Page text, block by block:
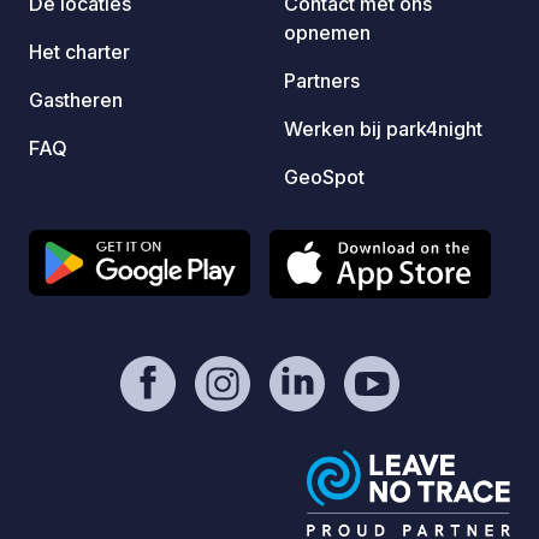
https://geospot.app/en
tijdens
per
Het charter
Gastheren
FAQ
opnemen
Partners
Werken bij park4night
GeoSpot